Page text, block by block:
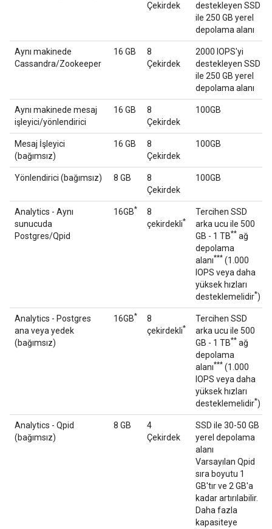
Çekirdek
destekleyen SSD
ile 250 GB yerel
depolama alanı
Aynı makinede
Cassandra/Zookeeper
16 GB
8
Çekirdek
2000 IOPS'yi
destekleyen SSD
ile 250 GB yerel
depolama alanı
Aynı makinede mesaj
işleyici/yönlendirici
16 GB
8
Çekirdek
100GB
Mesaj İşleyici
(bağımsız)
16 GB
8
Çekirdek
100GB
Yönlendirici (bağımsız) 8 GB
8
Çekirdek
100GB
Analytics - Aynı
sunucuda
Postgres/Qpid
16GB*
8
çekirdekli*
Tercihen SSD
arka ucu ile 500
GB - 1 TB** ağ
depolama
alanı*** (1.000
IOPS veya daha
yüksek hızları
desteklemelidir*)
Analytics - Postgres
ana veya yedek
(bağımsız)
16GB*
8
çekirdekli*
Tercihen SSD
arka ucu ile 500
GB - 1 TB** ağ
depolama
alanı*** (1.000
IOPS veya daha
yüksek hızları
desteklemelidir*)
Analytics - Qpid
(bağımsız)
8 GB
4
Çekirdek
SSD ile 30-50 GB
yerel depolama
alanı
Varsayılan Qpid
sıra boyutu 1
GB'tır ve 2 GB'a
kadar artırılabilir.
Daha fazla
kapasiteye